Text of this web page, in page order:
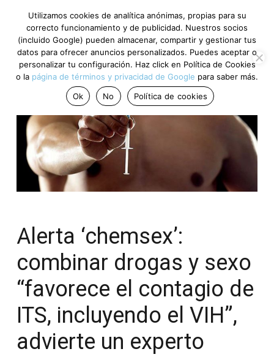
Alerta ‘chemsex’:
combinar drogas y sexo
“favorece el contagio de
ITS, incluyendo el VIH”,
advierte un experto
Utilizamos cookies de analítica anónimas, propias para su
correcto funcionamiento y de publicidad. Nuestros socios
(incluido Google) pueden almacenar, compartir y gestionar tus
datos para ofrecer anuncios personalizados. Puedes aceptar o
personalizar tu configuración. Haz click en Política de Cookies
o la página de términos y privacidad de Google para saber más.
Ok
No Política de cookies